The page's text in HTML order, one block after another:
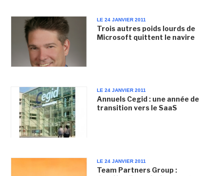
LE 24 JANVIER 2011
Trois autres poids lourds de
Microsoft quittent le navire
LE 24 JANVIER 2011
Annuels Cegid : une année de
transition vers le SaaS
LE 24 JANVIER 2011
Team Partners Group :